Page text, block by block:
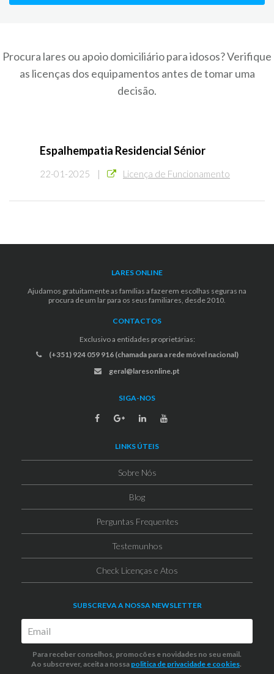
Procura lares ou apoio domiciliário para idosos? Verifique
as licenças dos equipamentos antes de tomar uma
decisão.
Espalhempatia Residencial Sénior
22-01-2025 | Licença de Funcionamento
LARES ONLINE
Ajudamos gratuitamente as famílias a fazerem escolhas seguras na
procura de um lar para os seus familiares, desde 2010.
CONTACTOS
Exclusivo a entidades proprietárias:
(+351) 924 059 916 (chamada para a rede móvel nacional)
geral@laresonline.pt
SIGA-NOS
LINKS ÚTEIS
Sobre Nós
Blog
Perguntas Frequentes
Testemunhos
Check Licenças e Atos
SUBSCREVA A NOSSA NEWSLETTER
Para receber conselhos, promocões e novidades no seu email.
Ao subscrever, aceita a nossa politica de privacidade e cookies.